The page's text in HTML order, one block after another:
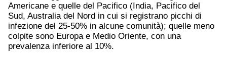
Americane e quelle del Pacifico (India, Pacifico del
Sud, Australia del Nord in cui si registrano picchi di
infezione del 25-50% in alcune comunità); quelle meno
colpite sono Europa e Medio Oriente, con una
prevalenza inferiore al 10%.